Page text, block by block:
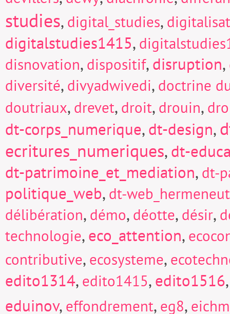
studies, digital_studies,
digitalstudies1415,
disnovation, dispositif,disruption,
diversité, divyadwivedi, doctrine
doutriaux, drevet, droit, drouin,
dt-corps_numerique,dt-design,
ecritures_numeriques,dt-
dt-patrimoine_et_mediation, dt-
politique_web, dt-
délibération, démo, déotte, désir,
technologie,eco_attention,
contributive, ecosysteme,
edito1314, edito1415,edito1516
eduinov, effondrement, eg8,